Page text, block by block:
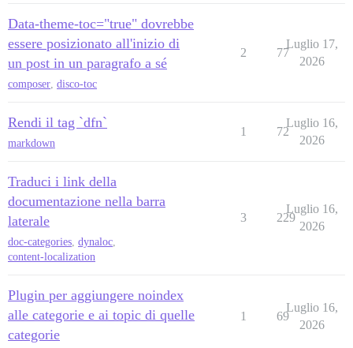
Data-theme-toc="true" dovrebbe
essere posizionato all'inizio di
un post in un paragrafo a sé
composer, disco-toc
2 77
Luglio 17,
2026
Rendi il tag `dfn`
markdown
1 72
Luglio 16,
2026
Traduci i link della
documentazione nella barra
laterale
doc-categories, dynaloc,
content-localization
3 229
Luglio 16,
2026
Plugin per aggiungere noindex
alle categorie e ai topic di quelle
categorie
1 69
Luglio 16,
2026